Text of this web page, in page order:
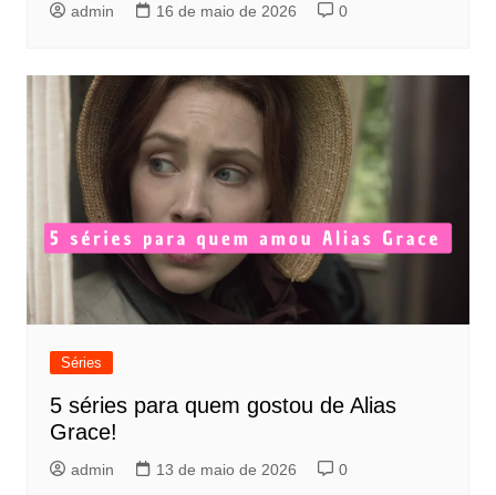
admin 16 de maio de 2026 0
Séries
5 séries para quem gostou de Alias
Grace!
admin 13 de maio de 2026 0